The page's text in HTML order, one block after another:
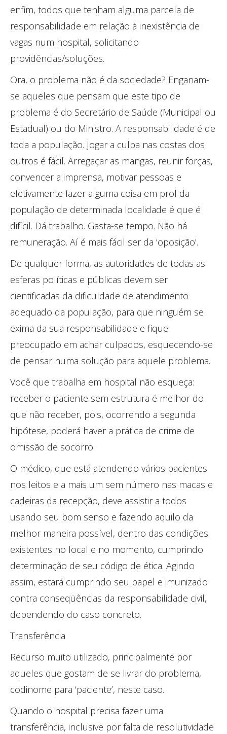
enfim, todos que tenham alguma parcela de
responsabilidade em relação à inexistência de
vagas num hospital, solicitando
providências/soluções.
Ora, o problema não é da sociedade? Enganam-
se aqueles que pensam que este tipo de
problema é do Secretário de Saúde (Municipal ou
Estadual) ou do Ministro. A responsabilidade é de
toda a população. Jogar a culpa nas costas dos
outros é fácil. Arregaçar as mangas, reunir forças,
convencer a imprensa, motivar pessoas e
efetivamente fazer alguma coisa em prol da
população de determinada localidade é que é
difícil. Dá trabalho. Gasta-se tempo. Não há
remuneração. Aí é mais fácil ser da ‘oposição’.
De qualquer forma, as autoridades de todas as
esferas políticas e públicas devem ser
cientificadas da dificuldade de atendimento
adequado da população, para que ninguém se
exima da sua responsabilidade e fique
preocupado em achar culpados, esquecendo-se
de pensar numa solução para aquele problema.
Você que trabalha em hospital não esqueça:
receber o paciente sem estrutura é melhor do
que não receber, pois, ocorrendo a segunda
hipótese, poderá haver a prática de crime de
omissão de socorro.
O médico, que está atendendo vários pacientes
nos leitos e a mais um sem número nas macas e
cadeiras da recepção, deve assistir a todos
usando seu bom senso e fazendo aquilo da
melhor maneira possível, dentro das condições
existentes no local e no momento, cumprindo
determinação de seu código de ética. Agindo
assim, estará cumprindo seu papel e imunizado
contra conseqüências da responsabilidade civil,
dependendo do caso concreto.
Transferência
Recurso muito utilizado, principalmente por
aqueles que gostam de se livrar do problema,
codinome para ‘paciente’, neste caso.
Quando o hospital precisa fazer uma
transferência, inclusive por falta de resolutividade